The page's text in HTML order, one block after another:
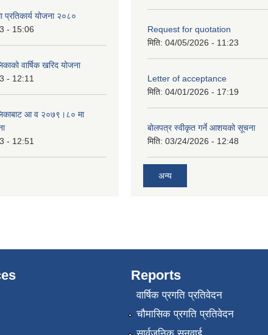
प्रतिकार्य योजना २०८०
- 15:06
वार्षिक खरिद योजना
- 12:11
आ व २०७९।८० मा
- 12:51
Request for quotation
मिति: 04/05/2026 - 11:23
Letter of acceptance
मिति: 04/01/2026 - 17:19
बोलपत्र स्वीकृत गर्ने आशयको सूचना
मिति: 03/24/2026 - 12:48
अन्य
Reports
वार्षिक प्रगति प्रतिवेदन
चौमासिक प्रगति प्रतिवेदन